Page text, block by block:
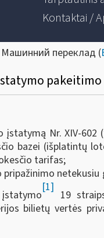
Kontaktai /
переклад (
pakeitimo
Nr. XIV-
bazei (išplatintų
tarifas;
netekusiu
[1]
19
bilietų vertės